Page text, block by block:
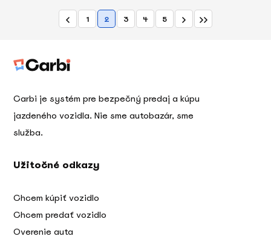
1 2 3 4 5
Carbi je systém pre bezpečný predaj a kúpu
jazdeného vozidla. Nie sme autobazár, sme
služba.
Užitočné odkazy
Chcem kúpiť vozidlo
Chcem predať vozidlo
Overenie auta